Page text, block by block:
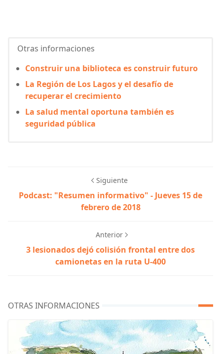
Otras informaciones
Construir una biblioteca es construir futuro
La Región de Los Lagos y el desafío de
recuperar el crecimiento
La salud mental oportuna también es
seguridad pública
Siguiente
Podcast: "Resumen informativo" - Jueves 15 de
febrero de 2018
Anterior
3 lesionados dejó colisión frontal entre dos
camionetas en la ruta U-400
OTRAS INFORMACIONES